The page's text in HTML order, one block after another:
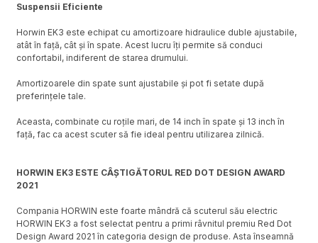
Suspensii Eficiente
Horwin EK3 este echipat cu amortizoare hidraulice duble ajustabile,
atât în față, cât și în spate. Acest lucru îți permite să conduci
confortabil, indiferent de starea drumului.
Amortizoarele din spate sunt ajustabile și pot fi setate după
preferințele tale.
Aceasta, combinate cu roțile mari, de 14 inch în spate și 13 inch în
față, fac ca acest scuter să fie ideal pentru utilizarea zilnică.
HORWIN EK3 ESTE CÂȘTIGĂTORUL RED DOT DESIGN AWARD
2021
Compania HORWIN este foarte mândră că scuterul său electric
HORWIN EK3 a fost selectat pentru a primi râvnitul premiu Red Dot
Design Award 2021 în categoria design de produse. Asta înseamnă